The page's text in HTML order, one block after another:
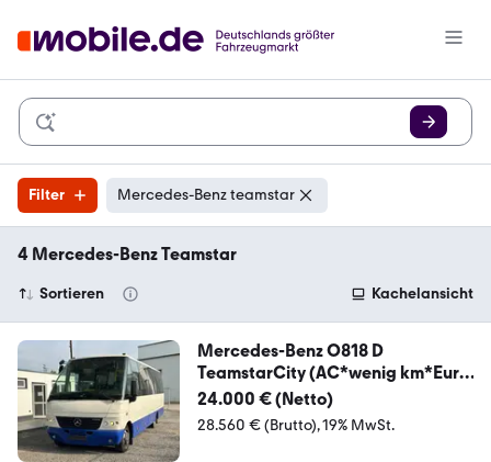
Filter Mercedes-Benz teamstar
4 Mercedes-Benz Teamstar
Sortieren Kachelansicht
Mercedes-Benz O818 D
TeamstarCity (AC*wenig km*Euro
5) Rapido
24.000 € (Netto)
28.560 € (Brutto) 19% MwSt.